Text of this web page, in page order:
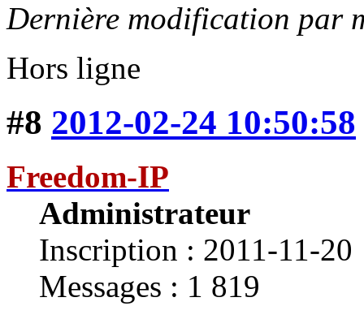
Dernière modification par
Hors ligne
#8 2012-02-24 10:50:58
Freedom-IP
Administrateur
Inscription : 2011-11-20
Messages : 1 819